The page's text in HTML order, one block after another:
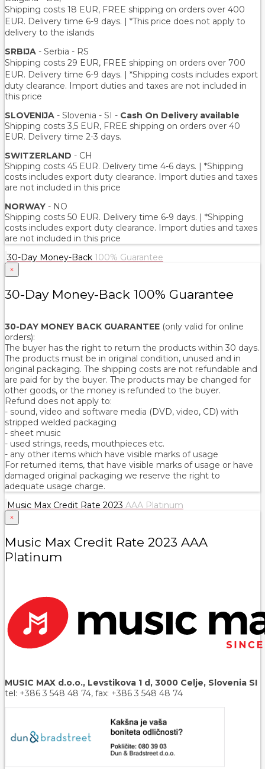
Shipping costs 18 EUR, FREE shipping on orders over 400
EUR. Delivery time 6-9 days. | *This price does not apply to
delivery to the islands
SRBIJA - Serbia - RS
Shipping costs 29 EUR, FREE shipping on orders over 700
EUR. Delivery time 6-9 days. | *Shipping costs includes export
duty clearance. Import duties and taxes are not included in
this price
SLOVENIJA - Slovenia - SI - Cash On Delivery available
Shipping costs 3,5 EUR, FREE shipping on orders over 40
EUR. Delivery time 2-3 days.
SWITZERLAND - CH
Shipping costs 45 EUR. Delivery time 4-6 days. | *Shipping
costs includes export duty clearance. Import duties and taxes
are not included in this price
NORWAY - NO
Shipping costs 50 EUR. Delivery time 6-9 days. | *Shipping
costs includes export duty clearance. Import duties and taxes
are not included in this price
30-Day Money-Back 100% Guarantee
×
30-Day Money-Back 100% Guarantee
30-DAY MONEY BACK GUARANTEE (only valid for online
orders):
The buyer has the right to return the products within 30 days.
The products must be in original condition, unused and in
original packaging. The shipping costs are not refundable and
are paid for by the buyer. The products may be changed for
other goods, or the money is refunded to the buyer.
Refund does not apply to:
- sound, video and software media (DVD, video, CD) with
stripped welded packaging
- sheet music
- used strings, reeds, mouthpieces etc.
- any other items which have visible marks of usage
For returned items, that have visible marks of usage or have
damaged original packaging we reserve the right to
adequate usage charge.
Music Max Credit Rate 2023 AAA Platinum
×
Music Max Credit Rate 2023 AAA
Platinum
MUSIC MAX d.o.o., Levstikova 1 d, 3000 Celje, Slovenia SI
tel: +386 3 548 48 74, fax: +386 3 548 48 74